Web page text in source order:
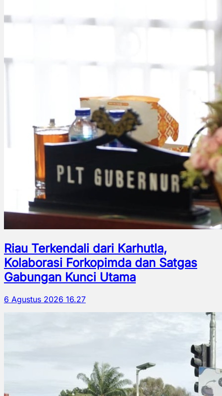
Riau Terkendali dari Karhutla,
Kolaborasi Forkopimda dan Satgas
Gabungan Kunci Utama
6 Agustus 2026 16.27